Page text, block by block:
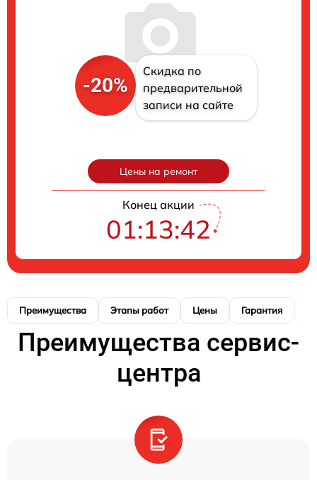
-20%
Скидка по
предварительной
записи на сайте
Цены на ремонт
Конец акции
01:13:40
Преимущества Этапы работ Цены Гарантия
Преимущества сервис-
центра